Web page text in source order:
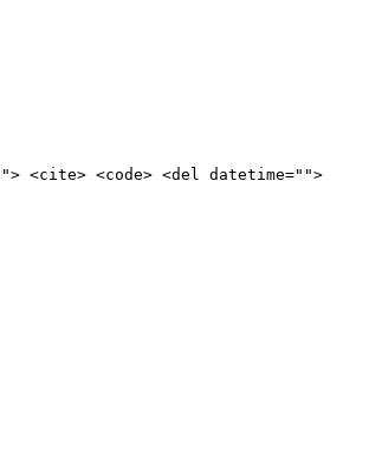
<cite> <code> <del datetime="">